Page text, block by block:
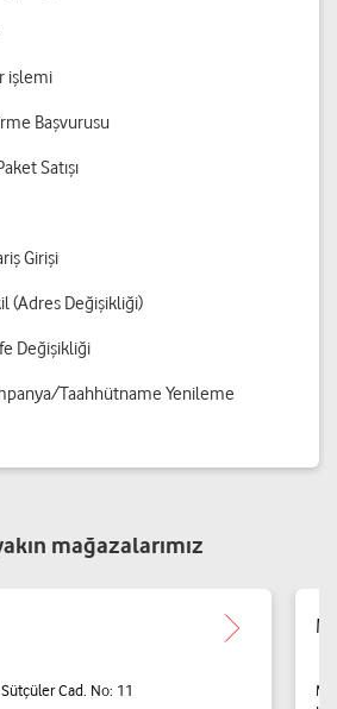
işlemi
Başvurusu
Satışı
Girişi
(Adres Değişikliği)
Değişikliği
Taahhütname Yenileme
mağazalarımız
Cad. No: 11